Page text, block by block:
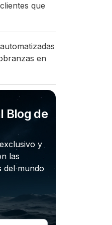
que
en
Blog de
y
las
del mundo